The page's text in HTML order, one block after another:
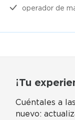
operador de
¡Tu
Cuéntales a
nuevo: